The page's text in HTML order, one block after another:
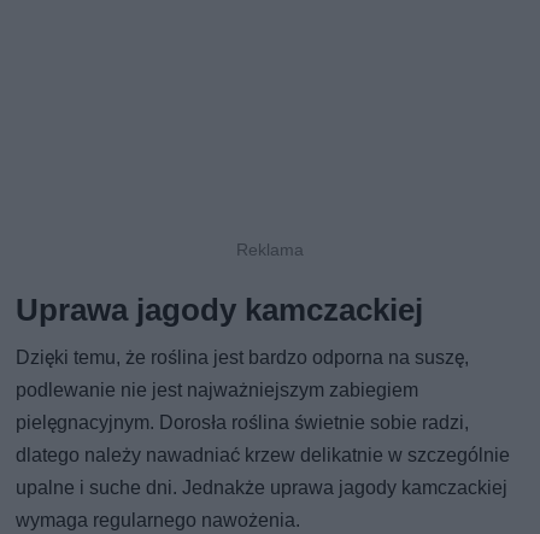
Uprawa jagody kamczackiej
Dzięki temu, że roślina jest bardzo odporna na suszę,
podlewanie nie jest najważniejszym zabiegiem
pielęgnacyjnym. Dorosła roślina świetnie sobie radzi,
dlatego należy nawadniać krzew delikatnie w szczególnie
upalne i suche dni. Jednakże uprawa jagody kamczackiej
wymaga regularnego nawożenia.